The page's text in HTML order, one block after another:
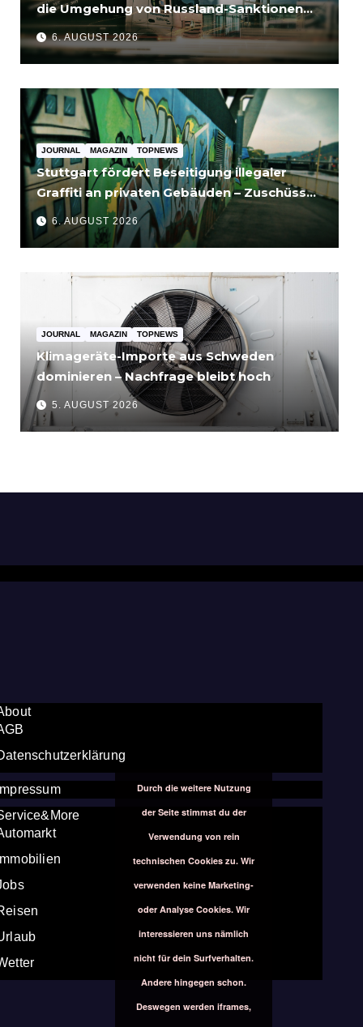
die Umgehung von Russland-Sanktionen
für Unternehmen bedeutet
6. AUGUST 2026
JOURNAL MAGAZIN TOPNEWS
Stuttgart fördert Beseitigung illegaler
Graffiti an privaten Gebäuden – Zuschüsse
bis 3.500 Euro
6. AUGUST 2026
JOURNAL MAGAZIN TOPNEWS
Klimageräte-Importe aus Schweden
dominieren – Nachfrage bleibt hoch
5. AUGUST 2026
Durch die weitere Nutzung
der Seite stimmst du der
Verwendung von rein
technischen Cookies zu. Wir
verwenden keine Marketing-
oder Analyse Cookies. Wir
interessieren uns nämlich
nicht für dein Surfverhalten.
Andere hingegen schon.
Deswegen werden iframes,